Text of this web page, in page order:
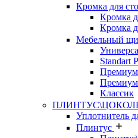
Кромка для
Кромка
Кромка
Мебельный
Standart
Премиум
Классик
Уплотнитель
Плинтус